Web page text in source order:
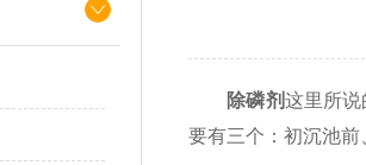
除磷剂这里所
要有三个：初沉池